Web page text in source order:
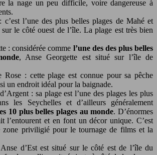
la nage un peu difficile, voire dangereuse à
l’une des plus belles plages de Mahé et
le côté ouest de l’île. La plage est très bien
: considérée comme l’une des des plus belles
, Anse Georgette est situé sur l’île de
Rose : cette plage est connue pour sa pêche
un endroit idéal pour la baignade.
: sa plage est l’une des plages les plus
les Seychelles et d’ailleurs généralement
10 plus belles plages au monde. D’énormes
l’entourent et en font un décor unique. C’est
zone priviligié pour le tournage de films et la
d’Est est situé sur le côté est de l’île du